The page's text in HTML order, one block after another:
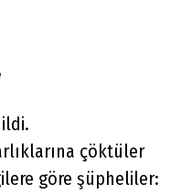
çöktüler
göre şüpheliler: